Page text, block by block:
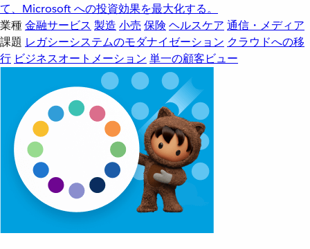
て、Microsoft への投資効果を最大化する。
業種金融サービス 製造 小売 保険 ヘルスケア 通信・メディア
課題 レガシーシステムのモダナイゼーション クラウドへの移
行 ビジネスオートメーション 単一の顧客ビュー